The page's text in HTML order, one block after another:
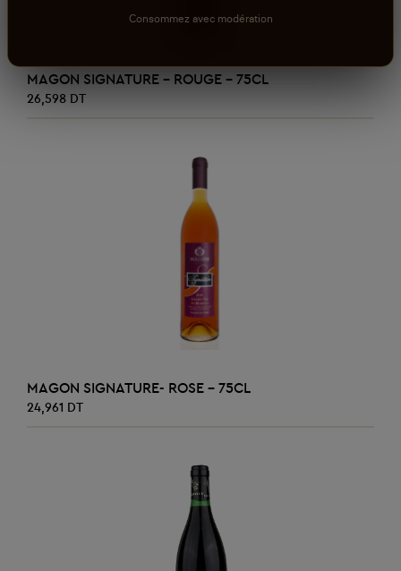
AJOUTER AU PANIER
MAGON SIGNATURE - ROUGE - 75CL
26,598 DT
AJOUTER AU PANIER
MAGON SIGNATURE- ROSE - 75CL
24,961 DT
Consommez avec modération